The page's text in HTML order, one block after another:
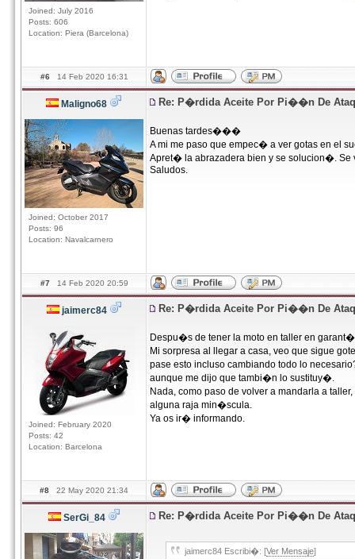
Joined: July 2016
Posts: 606
Location: Piera (Barcelona)
#6 14 Feb 2020 16:31
Maligno68
Joined: October 2017
Posts: 96
Location: Navalcarnero
Re: P�rdida Aceite Por Pi��n De
Buenas tardes���
A mi me paso que empec� a ver gotas en el
Apret� la abrazadera bien y se solucion�. Se
Saludos.
#7 14 Feb 2020 20:59
jaimerc84
Joined: February 2020
Posts: 42
Location: Barcelona
Re: P�rdida Aceite Por Pi��n De
Despu�s de tener la moto en taller en
Mi sorpresa al llegar a casa, veo que sigue
pase esto incluso cambiando todo lo
aunque me dijo que tambi�n lo sustituy�.
Nada, como paso de volver a mandarla a
alguna raja min�scula.
Ya os ir� informando.
#8 22 May 2020 21:34
SerGi_84 Re: P�rdida Aceite Por Pi��n De
jaimerc84 Escribi�: [Ver Mensaje]